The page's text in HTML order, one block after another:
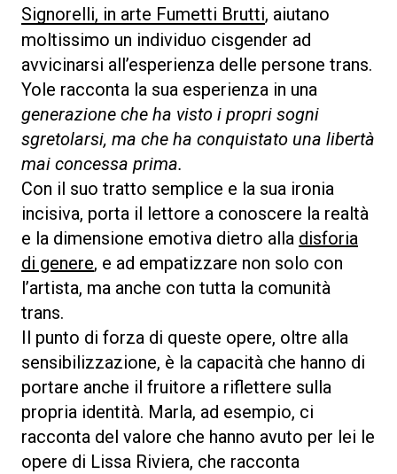
Signorelli, in arte Fumetti Brutti, aiutano
moltissimo un individuo cisgender ad
avvicinarsi all’esperienza delle persone trans.
Yole racconta la sua esperienza in una
generazione che ha visto i propri sogni
sgretolarsi, ma che ha conquistato una libertà
mai concessa prima.
Con il suo tratto semplice e la sua ironia
incisiva, porta il lettore a conoscere la realtà
e la dimensione emotiva dietro alla disforia
di genere, e ad empatizzare non solo con
l’artista, ma anche con tutta la comunità
trans.
Il punto di forza di queste opere, oltre alla
sensibilizzazione, è la capacità che hanno di
portare anche il fruitore a riflettere sulla
propria identità. Marla, ad esempio, ci
racconta del valore che hanno avuto per lei le
opere di Lissa Riviera, che racconta